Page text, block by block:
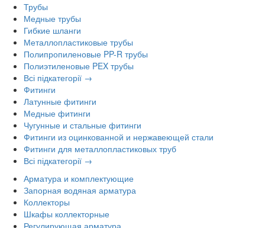
Трубы
Медные трубы
Гибкие шланги
Металлопластиковые трубы
Полипропиленовые PP-R трубы
Полиэтиленовые PEX трубы
Всі підкатегорії →
Фитинги
Латунные фитинги
Медные фитинги
Чугунные и стальные фитинги
Фитинги из оцинкованной и нержавеющей стали
Фитинги для металлопластиковых труб
Всі підкатегорії →
Арматура и комплектующие
Запорная водяная арматура
Коллекторы
Шкафы коллекторные